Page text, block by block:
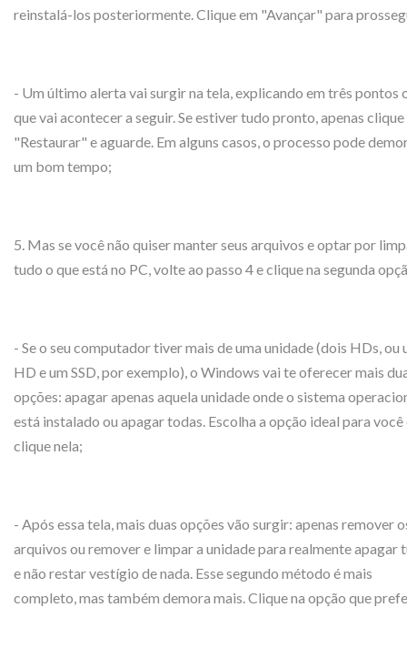
reinstalá-los posteriormente. Clique em "Avançar" para
- Um último alerta vai surgir na tela, explicando em três pontos
que vai acontecer a seguir. Se estiver tudo pronto, apenas clique
"Restaurar" e aguarde. Em alguns casos, o processo pode
um bom tempo;
5. Mas se você não quiser manter seus arquivos e optar por
tudo o que está no PC, volte ao passo 4 e clique na segunda
- Se o seu computador tiver mais de uma unidade (dois HDs, ou
HD e um SSD, por exemplo), o Windows vai te oferecer mais
opções: apagar apenas aquela unidade onde o sistema
está instalado ou apagar todas. Escolha a opção ideal para você
clique nela;
- Após essa tela, mais duas opções vão surgir: apenas remover
arquivos ou remover e limpar a unidade para realmente apagar
e não restar vestígio de nada. Esse segundo método é mais
completo, mas também demora mais. Clique na opção que